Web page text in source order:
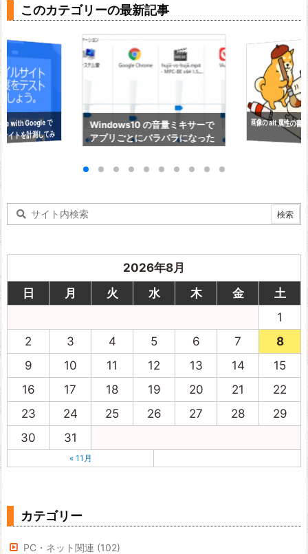
このカテゴリーの最新記事
with Google で
イトを計測してみ
Windows10 の音量ミキサーで
アプリごとにバラバラになった
画像の alt 属性の書
2026年8月
日
月 火 水 木 金
土
1
2
3 4 5 6 7
8
9
10 11 12 13 14
15
16
17 18 19 20 21
22
23
24 25 26 27 28
29
30
31
« 11月
カテゴリー
PC・ネット関連 (102)